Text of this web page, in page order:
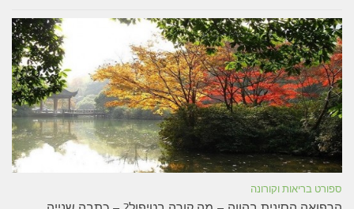
ספורט בריאות וקורונה